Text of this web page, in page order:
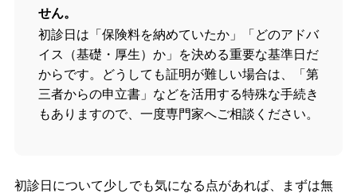
せん。
初診日は「保険料を納めていたか」「どのアドバ
イス（基礎・厚生）か」を決める重要な基準日だ
からです。どうしても証明が難しい場合は、「第
三者からの申立書」などを活用する特殊な手続き
もありますので、一度専門家へご相談ください。
初診日について少しでも気になる点があれば、まずは無